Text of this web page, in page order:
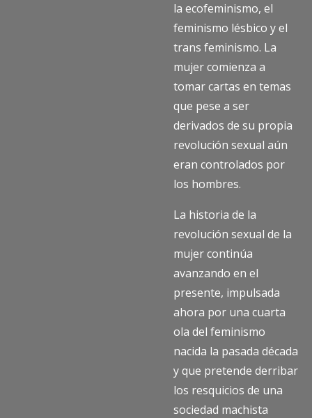
la ecofeminismo, el
feminismo lésbico y el
trans feminismo. La
mujer comienza a
tomar cartas en temas
que pese a ser
derivados de su propia
revolución sexual aún
eran controlados por
los hombres.
La historia de la
revolución sexual de la
mujer continúa
avanzando en el
presente, impulsada
ahora por una cuarta
ola del feminismo
nacida la pasada década
y que pretende derribar
los resquicios de una
sociedad machista